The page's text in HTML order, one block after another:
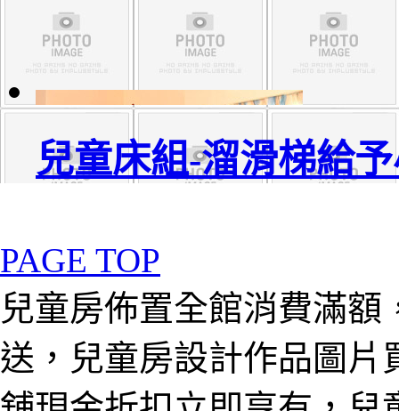
兒童床組-溜滑梯給
PAGE TOP
兒童房佈置全館消費滿
送，兒童房設計作品圖片